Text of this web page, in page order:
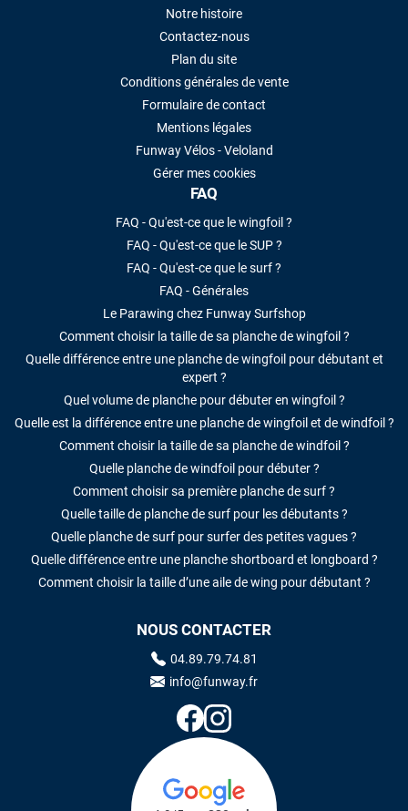
Notre histoire
Contactez-nous
Plan du site
Conditions générales de vente
Formulaire de contact
Mentions légales
Funway Vélos - Veloland
Gérer mes cookies
FAQ
FAQ - Qu'est-ce que le wingfoil ?
FAQ - Qu'est-ce que le SUP ?
FAQ - Qu'est-ce que le surf ?
FAQ - Générales
Le Parawing chez Funway Surfshop
Comment choisir la taille de sa planche de wingfoil ?
Quelle différence entre une planche de wingfoil pour débutant et
expert ?
Quel volume de planche pour débuter en wingfoil ?
Quelle est la différence entre une planche de wingfoil et de windfoil ?
Comment choisir la taille de sa planche de windfoil ?
Quelle planche de windfoil pour débuter ?
Comment choisir sa première planche de surf ?
Quelle taille de planche de surf pour les débutants ?
Quelle planche de surf pour surfer des petites vagues ?
Quelle différence entre une planche shortboard et longboard ?
Comment choisir la taille d’une aile de wing pour débutant ?
NOUS CONTACTER
04.89.79.74.81
info@funway.fr